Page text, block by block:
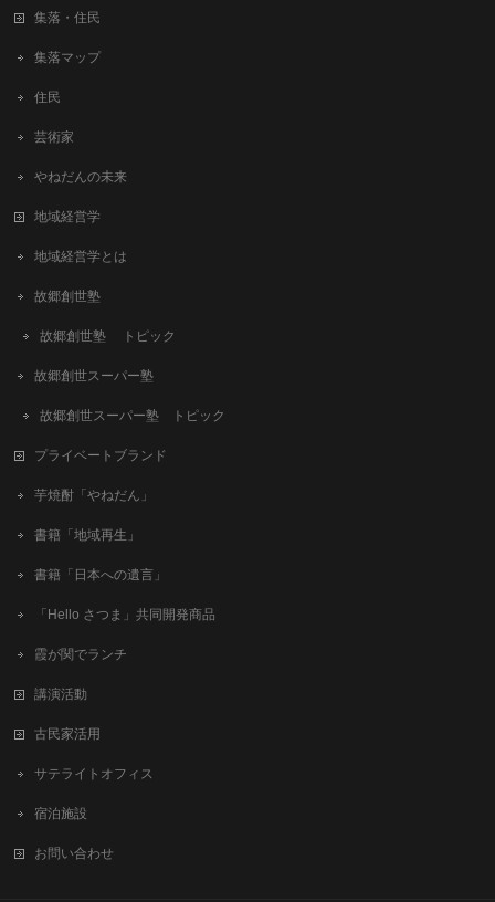
集落・住民
集落マップ
住民
芸術家
やねだんの未来
地域経営学
地域経営学とは
故郷創世塾
故郷創世塾 トピック
故郷創世スーパー塾
故郷創世スーパー塾 トピック
プライベートブランド
芋焼酎「やねだん」
書籍「地域再生」
書籍「日本への遺言」
「Hello さつま」共同開発商品
霞が関でランチ
講演活動
古民家活用
サテライトオフィス
宿泊施設
お問い合わせ